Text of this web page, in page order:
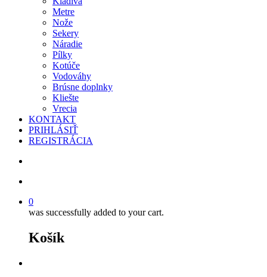
Metre
Nože
Sekery
Náradie
Pílky
Kotúče
Vodováhy
Brúsne doplnky
Kliešte
Vrecia
KONTAKT
PRIHLÁSIŤ
REGISTRÁCIA
0
was successfully added to your cart.
Košík